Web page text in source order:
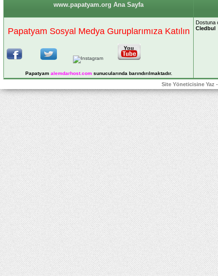
www.papatyam.org Ana Sayfa
Papatyam Sosyal Medya Guruplarımıza Katılın
Papatyam alemdarhost.comsunucularında barındırılmaktadır.
Dostuna
Cledbul
Site Yöneticisine Yaz